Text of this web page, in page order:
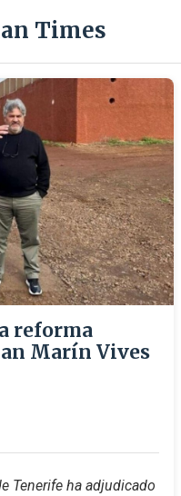
Times
reforma
Marín Vives
Tenerife ha adjudicado